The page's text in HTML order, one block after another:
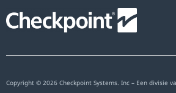
opposition
cancellation
Copyright © 2026 Checkpoint Systems. Inc – Een divisie